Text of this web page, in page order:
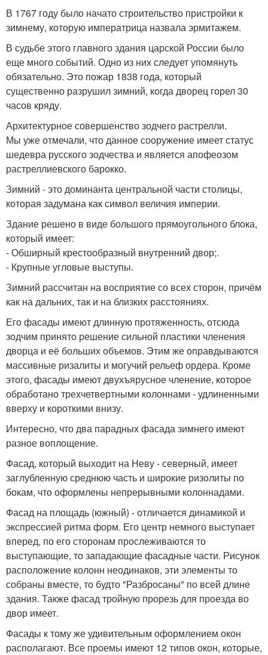
В 1767 году было начато строительство пристройки к
зимнему, которую императрица назвала эрмитажем.
В судьбе этого главного здания царской России было
еще много событий. Одно из них следует упомянуть
обязательно. Это пожар 1838 года, который
существенно разрушил зимний, когда дворец горел 30
часов кряду.
Архитектурное совершенство зодчего растрелли.
Мы уже отмечали, что данное сооружение имеет статус
шедевра русского зодчества и является апофеозом
растреллиевского барокко.
Зимний - это доминанта центральной части столицы,
которая задумана как символ величия империи.
Здание решено в виде большого прямоугольного блока,
который имеет:
- Обширный крестообразный внутренний двор;.
- Крупные угловые выступы.
Зимний рассчитан на восприятие со всех сторон, причём
как на дальних, так и на близких расстояниях.
Его фасады имеют длинную протяженность, отсюда
зодчим принято решение сильной пластики членения
дворца и её больших объемов. Этим же оправдываются
массивные ризалиты и могучий рельеф ордера. Кроме
этого, фасады имеют двухъярусное членение, которое
обработано трехчетвертными колоннами - удлиненными
вверху и короткими внизу.
Интересно, что два парадных фасада зимнего имеют
разное воплощение.
Фасад, который выходит на Неву - северный, имеет
заглубленную среднюю часть и широкие ризолиты по
бокам, что оформлены непрерывными колоннадами.
Фасад на площадь (южный) - отличается динамикой и
экспрессией ритма форм. Его центр немного выступает
вперед, по его сторонам прослеживаются то
выступающие, то западающие фасадные части. Рисунок
расположение колонн неодинаков, эти элементы то
собраны вместе, то будто "Разбросаны" по всей длине
здания. Также фасад тройную прорезь для проезда во
двор имеет.
Фасады к тому же удивительным оформлением окон
располагают. Все проемы имеют 12 типов окон, которые,